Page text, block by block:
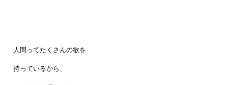
人間ってたくさんの欲を
持っているから、